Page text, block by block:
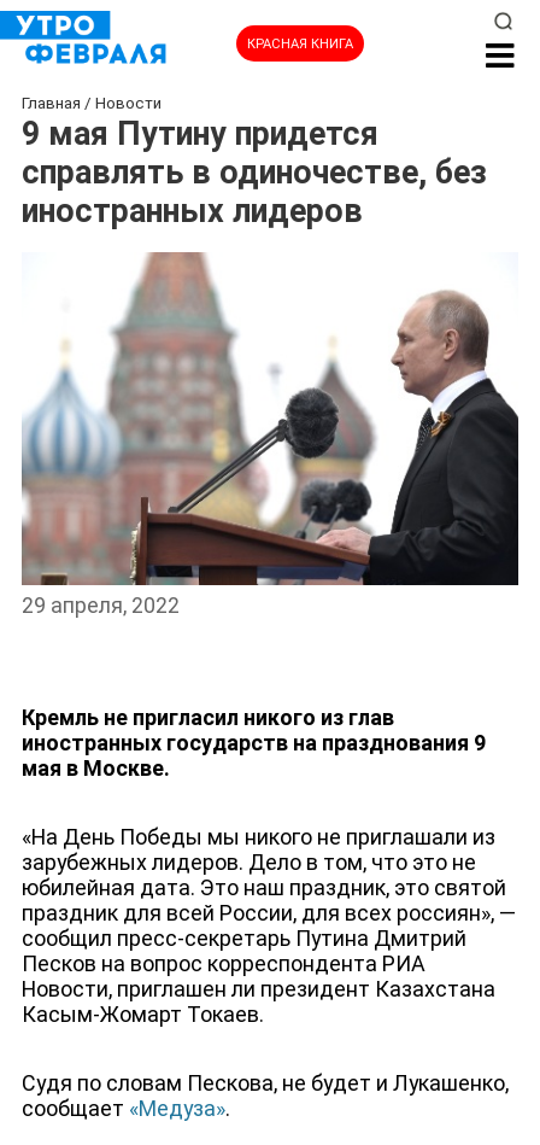
КРАСНАЯ КНИГА
НОВОСТИ
ДЕПУТАТЫ К СЪЕЗДУ
Главная / Новости
9 мая Путину придется
справлять в одиночестве, без
иностранных лидеров
29 апреля, 2022
Кремль не пригласил никого из глав
иностранных государств на празднования 9
мая в Москве.
«На День Победы мы никого не приглашали из
зарубежных лидеров. Дело в том, что это не
юбилейная дата. Это наш праздник, это святой
праздник для всей России, для всех россиян», —
сообщил пресс-секретарь Путина Дмитрий
Песков на вопрос корреспондента РИА
Новости, приглашен ли президент Казахстана
Касым-Жомарт Токаев.
Судя по словам Пескова, не будет и Лукашенко,
сообщает «Медуза».